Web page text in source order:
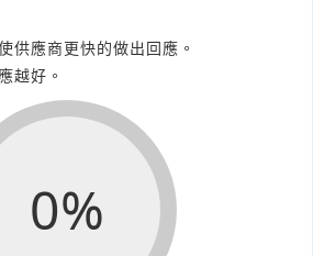
供應商更快的做出回應。
越好。
0%